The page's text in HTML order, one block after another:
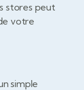
stores peut
votre
simple